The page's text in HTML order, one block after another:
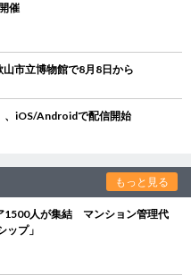
催
市立博物館で8月8日から
、iOS/Androidで配信開始
もっと見る
1500人が集結 マンション管理代
ップ」